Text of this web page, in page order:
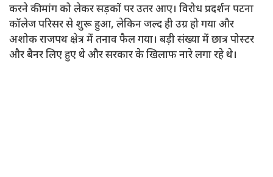
करने की मांग को लेकर सड़कों पर उतर आए। विरोध प्रदर्शन पटना
कॉलेज परिसर से शुरू हुआ, लेकिन जल्द ही उग्र हो गया और
अशोक राजपथ क्षेत्र में तनाव फैल गया। बड़ी संख्या में छात्र पोस्टर
और बैनर लिए हुए थे और सरकार के खिलाफ नारे लगा रहे थे।